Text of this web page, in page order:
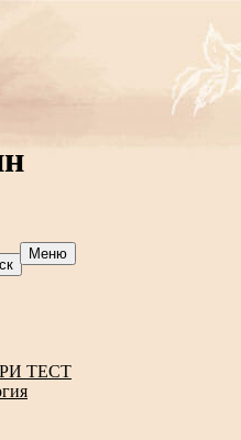
Меню
ТЕСТ